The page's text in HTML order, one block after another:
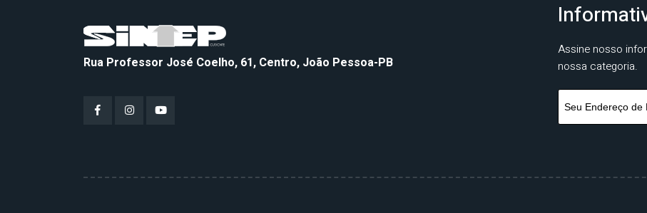
Rua Professor José Coelho, 61, Centro, João Pessoa-PB
Assine nosso
nossa categoria.